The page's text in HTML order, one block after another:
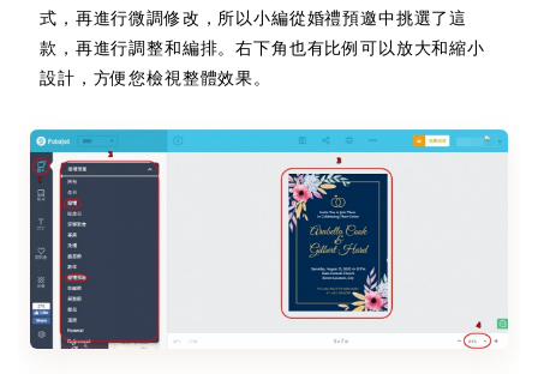
式，再進行微調修改，所以小編從婚禮預邀中挑選了這
款，再進行調整和編排。右下角也有比例可以放大和縮小
設計，方便您檢視整體效果。